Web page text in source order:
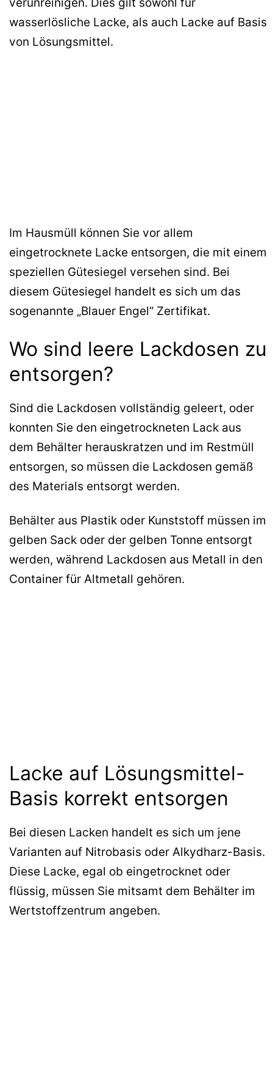
verunreinigen. Dies gilt sowohl für
wasserlösliche Lacke, als auch Lacke auf Basis
von Lösungsmittel.
Im Hausmüll können Sie vor allem
eingetrocknete Lacke entsorgen, die mit einem
speziellen Gütesiegel versehen sind. Bei
diesem Gütesiegel handelt es sich um das
sogenannte „Blauer Engel“ Zertifikat.
Wo sind leere Lackdosen zu
entsorgen?
Sind die Lackdosen vollständig geleert, oder
konnten Sie den eingetrockneten Lack aus
dem Behälter herauskratzen und im Restmüll
entsorgen, so müssen die Lackdosen gemäß
des Materials entsorgt werden.
Behälter aus Plastik oder Kunststoff müssen im
gelben Sack oder der gelben Tonne entsorgt
werden, während Lackdosen aus Metall in den
Container für Altmetall gehören.
Lacke auf Lösungsmittel-
Basis korrekt entsorgen
Bei diesen Lacken handelt es sich um jene
Varianten auf Nitrobasis oder Alkydharz-Basis.
Diese Lacke, egal ob eingetrocknet oder
flüssig, müssen Sie mitsamt dem Behälter im
Wertstoffzentrum angeben.